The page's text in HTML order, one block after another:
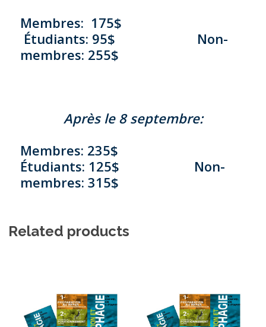
Membres: 175$
Étudiants: 95$ Non-
membres: 255$
Après le 8 septembre:
Membres: 235$
Étudiants: 125$ Non-
membres: 315$
Related products